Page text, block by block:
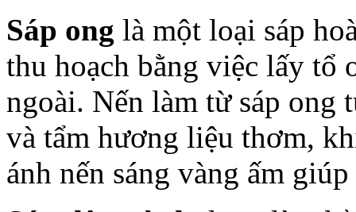
Sáp ong là một loại sáp
thu hoạch bằng việc lấy tổ
ngoài. Nến làm từ sáp ong
và tẩm hương liệu thơm,
ánh nến sáng vàng ấm